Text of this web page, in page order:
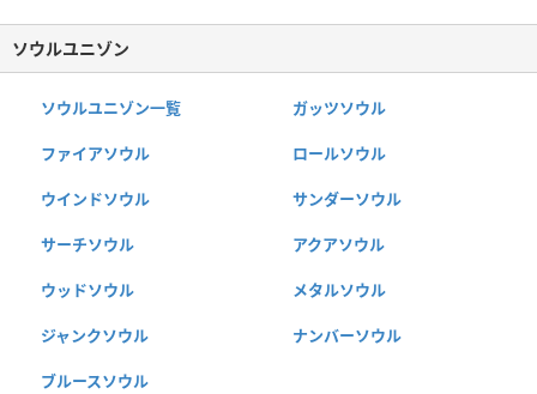
ソウルユニゾン
ソウルユニゾン一覧 ガッツソウル
ファイアソウル ロールソウル
ウインドソウル サンダーソウル
サーチソウル アクアソウル
ウッドソウル メタルソウル
ジャンクソウル ナンバーソウル
ブルースソウル